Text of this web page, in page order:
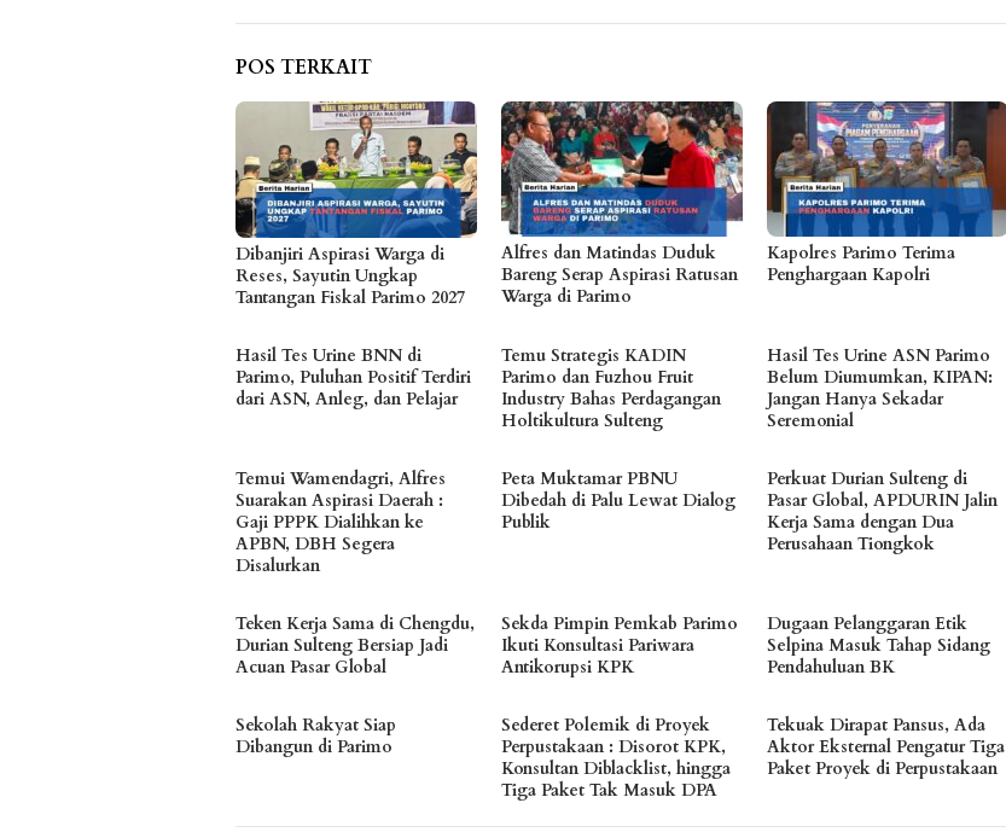
POS TERKAIT
Dibanjiri Aspirasi Warga di
Reses, Sayutin Ungkap
Tantangan Fiskal Parimo 2027
Alfres dan Matindas Duduk
Bareng Serap Aspirasi Ratusan
Warga di Parimo
Kapolres Parimo Terima
Penghargaan Kapolri
Hasil Tes Urine BNN di
Parimo, Puluhan Positif Terdiri
dari ASN, Anleg, dan Pelajar
Temu Strategis KADIN
Parimo dan Fuzhou Fruit
Industry Bahas Perdagangan
Holtikultura Sulteng
Hasil Tes Urine ASN Parimo
Belum Diumumkan, KIPAN:
Jangan Hanya Sekadar
Seremonial
Temui Wamendagri, Alfres
Suarakan Aspirasi Daerah :
Gaji PPPK Dialihkan ke
APBN, DBH Segera
Disalurkan
Peta Muktamar PBNU
Dibedah di Palu Lewat Dialog
Publik
Perkuat Durian Sulteng di
Pasar Global, APDURIN Jalin
Kerja Sama dengan Dua
Perusahaan Tiongkok
Teken Kerja Sama di Chengdu,
Durian Sulteng Bersiap Jadi
Acuan Pasar Global
Sekda Pimpin Pemkab Parimo
Ikuti Konsultasi Pariwara
Antikorupsi KPK
Dugaan Pelanggaran Etik
Selpina Masuk Tahap Sidang
Pendahuluan BK
Sekolah Rakyat Siap
Dibangun di Parimo
Sederet Polemik di Proyek
Perpustakaan : Disorot KPK,
Konsultan Diblacklist, hingga
Tiga Paket Tak Masuk DPA
Tekuak Dirapat Pansus, Ada
Aktor Eksternal Pengatur Tiga
Paket Proyek di Perpustakaan